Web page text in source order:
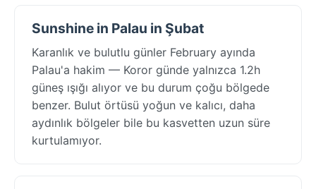
Sunshine in Palau in Şubat
Karanlık ve bulutlu günler February ayında
Palau'a hakim — Koror günde yalnızca 1.2h
güneş ışığı alıyor ve bu durum çoğu bölgede
benzer. Bulut örtüsü yoğun ve kalıcı, daha
aydınlık bölgeler bile bu kasvetten uzun süre
kurtulamıyor.